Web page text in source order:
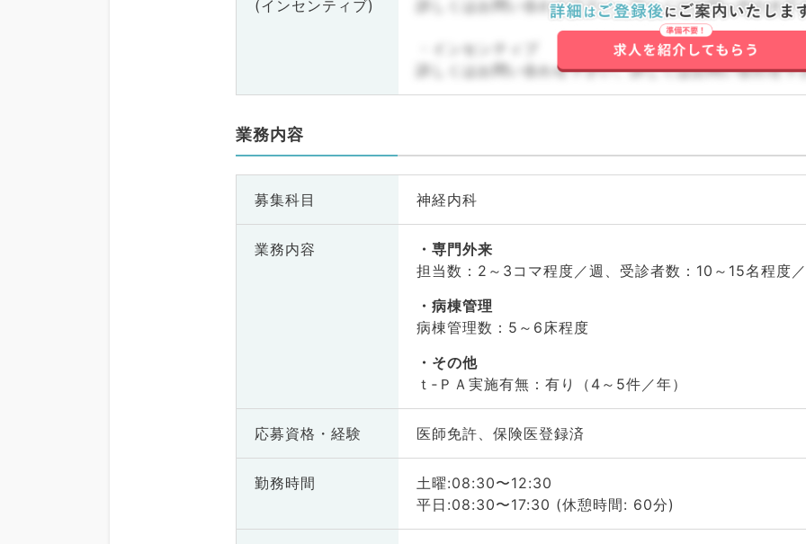
(インセンティブ)
詳しくはお問い合わせ下さい。詳しくはお問い合わせ下
・インセンティブ
詳しくはお問い合わせ下さい。詳しくはお問い合わせ下
業務内容
募集科目 神経内科
業務内容
専門外来
担当数：2～3コマ程度／週、受診者数：10～15名程度
病棟管理
病棟管理数：5～6床程度
その他
ｔ‐ＰＡ実施有無：有り（4～5件／年）
応募資格・ 経験 医師免許、保険医登録済
勤務時間
土曜:08:30〜12:30
平日:08:30〜17:30 (休憩時間: 60分)